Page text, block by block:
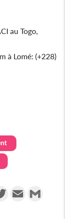
au Togo,
à Lomé: (+228)
TwitterEmail